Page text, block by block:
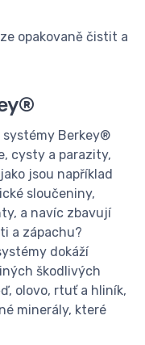
opakovaně čistit a
systémy Berkey®
cysty a parazity,
jsou například
sloučeniny,
a navíc zbavují
a zápachu?
dokáží
škodlivých
olovo, rtuť a hliník,
minerály, které